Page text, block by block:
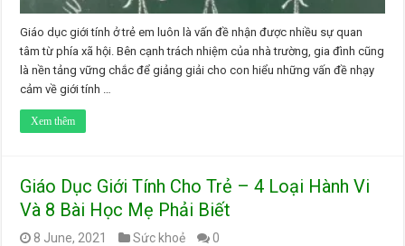
Giáo dục giới tính ở trẻ em luôn là vấn đề nhận được nhiều sự quan
tâm từ phía xã hội. Bên cạnh trách nhiệm của nhà trường, gia đình cũng
là nền tảng vững chắc để giảng giải cho con hiểu những vấn đề nhạy
cảm về giới tính …
Xem thêm
Giáo Dục Giới Tính Cho Trẻ – 4 Loại Hành Vi
Và 8 Bài Học Mẹ Phải Biết
8 June, 2021 Sức khoẻ 0